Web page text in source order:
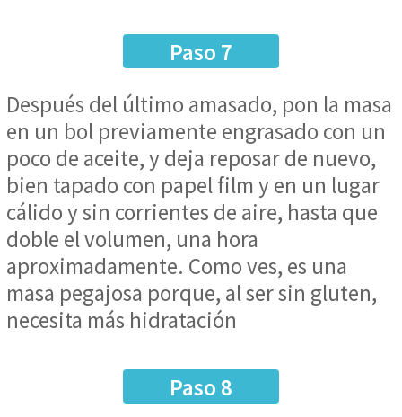
Paso 7
Después del último amasado, pon la masa
en un bol previamente engrasado con un
poco de aceite, y deja reposar de nuevo,
bien tapado con papel film y en un lugar
cálido y sin corrientes de aire, hasta que
doble el volumen, una hora
aproximadamente. Como ves, es una
masa pegajosa porque, al ser sin gluten,
necesita más hidratación
Paso 8